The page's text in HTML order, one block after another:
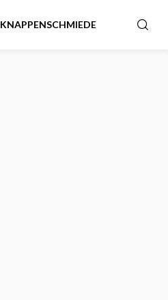
KNAPPENSCHMIEDE